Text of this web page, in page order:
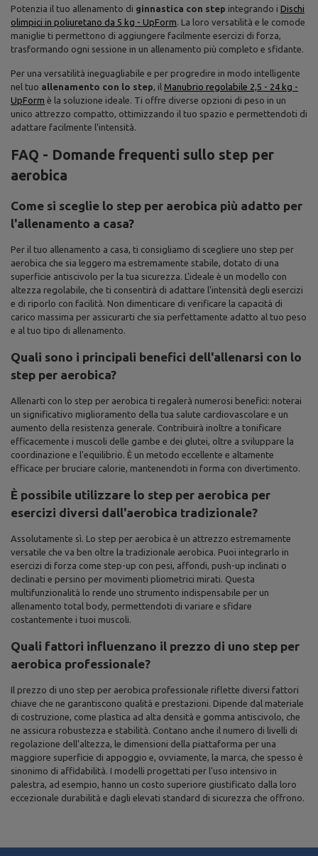
Potenzia il tuo allenamento di ginnastica con step integrando i Dischi
olimpici in poliuretano da 5 kg - UpForm. La loro versatilità e le comode
maniglie ti permettono di aggiungere facilmente esercizi di forza,
trasformando ogni sessione in un allenamento più completo e sfidante.
Per una versatilità ineguagliabile e per progredire in modo intelligente
nel tuo allenamento con lo step, il Manubrio regolabile 2,5 - 24 kg -
UpForm è la soluzione ideale. Ti offre diverse opzioni di peso in un
unico attrezzo compatto, ottimizzando il tuo spazio e permettendoti di
adattare facilmente l'intensità.
FAQ - Domande frequenti sullo step per
aerobica
Come si sceglie lo step per aerobica più adatto per
l'allenamento a casa?
Per il tuo allenamento a casa, ti consigliamo di scegliere uno step per
aerobica che sia leggero ma estremamente stabile, dotato di una
superficie antiscivolo per la tua sicurezza. L'ideale è un modello con
altezza regolabile, che ti consentirà di adattare l'intensità degli esercizi
e di riporlo con facilità. Non dimenticare di verificare la capacità di
carico massima per assicurarti che sia perfettamente adatto al tuo peso
e al tuo tipo di allenamento.
Quali sono i principali benefici dell'allenarsi con lo
step per aerobica?
Allenarti con lo step per aerobica ti regalerà numerosi benefici: noterai
un significativo miglioramento della tua salute cardiovascolare e un
aumento della resistenza generale. Contribuirà inoltre a tonificare
efficacemente i muscoli delle gambe e dei glutei, oltre a sviluppare la
coordinazione e l'equilibrio. È un metodo eccellente e altamente
efficace per bruciare calorie, mantenendoti in forma con divertimento.
È possibile utilizzare lo step per aerobica per
esercizi diversi dall'aerobica tradizionale?
Assolutamente sì. Lo step per aerobica è un attrezzo estremamente
versatile che va ben oltre la tradizionale aerobica. Puoi integrarlo in
esercizi di forza come step-up con pesi, affondi, push-up inclinati o
declinati e persino per movimenti pliometrici mirati. Questa
multifunzionalità lo rende uno strumento indispensabile per un
allenamento total body, permettendoti di variare e sfidare
costantemente i tuoi muscoli.
Quali fattori influenzano il prezzo di uno step per
aerobica professionale?
Il prezzo di uno step per aerobica professionale riflette diversi fattori
chiave che ne garantiscono qualità e prestazioni. Dipende dal materiale
di costruzione, come plastica ad alta densità e gomma antiscivolo, che
ne assicura robustezza e stabilità. Contano anche il numero di livelli di
regolazione dell'altezza, le dimensioni della piattaforma per una
maggiore superficie di appoggio e, ovviamente, la marca, che spesso è
sinonimo di affidabilità. I modelli progettati per l'uso intensivo in
palestra, ad esempio, hanno un costo superiore giustificato dalla loro
eccezionale durabilità e dagli elevati standard di sicurezza che offrono.